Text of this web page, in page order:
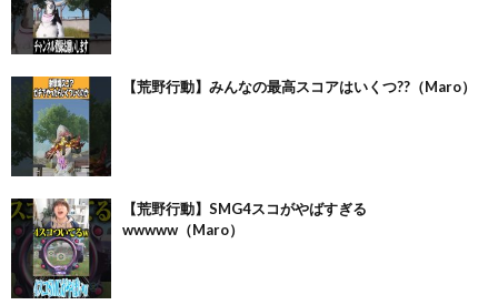
【荒野行動】みんなの最高スコアはいくつ??（Maro）
【荒野行動】SMG4スコがやばすぎる
wwwww（Maro）